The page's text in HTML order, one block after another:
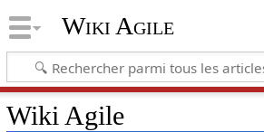
Wiki Agile
Wiki Agile